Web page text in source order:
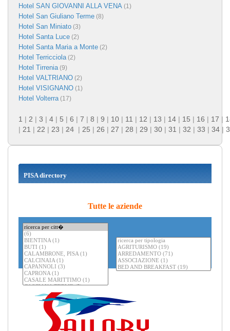
Hotel SAN GIOVANNI ALLA VENA (1)
Hotel San Giuliano Terme (8)
Hotel San Miniato (3)
Hotel Santa Luce (2)
Hotel Santa Maria a Monte (2)
Hotel Terricciola(2)
Hotel Tirrenia(9)
Hotel VALTRIANO (2)
Hotel VISIGNANO (1)
Hotel Volterra(17)
1 | 2 | 3 | 4 | 5 | 6 | 7 | 8 | 9 | 10 | 11 | 12 | 13 | 14 | 15 | 16 | 17 |
| 21 | 22 | 23 | 24 | 25 | 26 | 27 | 28 | 29 | 30 | 31 | 32 | 33 | 34 |
PISA directory
Tutte le aziende